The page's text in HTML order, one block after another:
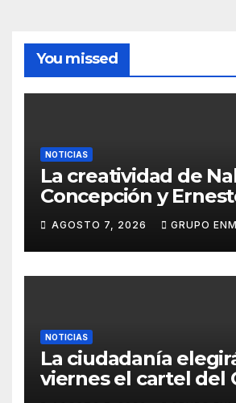
You missed
NOTICIAS
La creatividad de
Concepción y
Santana pondrá
Carnaval 2027
AGOSTO 7, 2026 GRUPO
NOTICIAS
La ciudadanía
viernes el cartel del